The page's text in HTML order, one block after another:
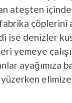
ateşten
çöplerini
ise denizler
yemeye
ayağımıza